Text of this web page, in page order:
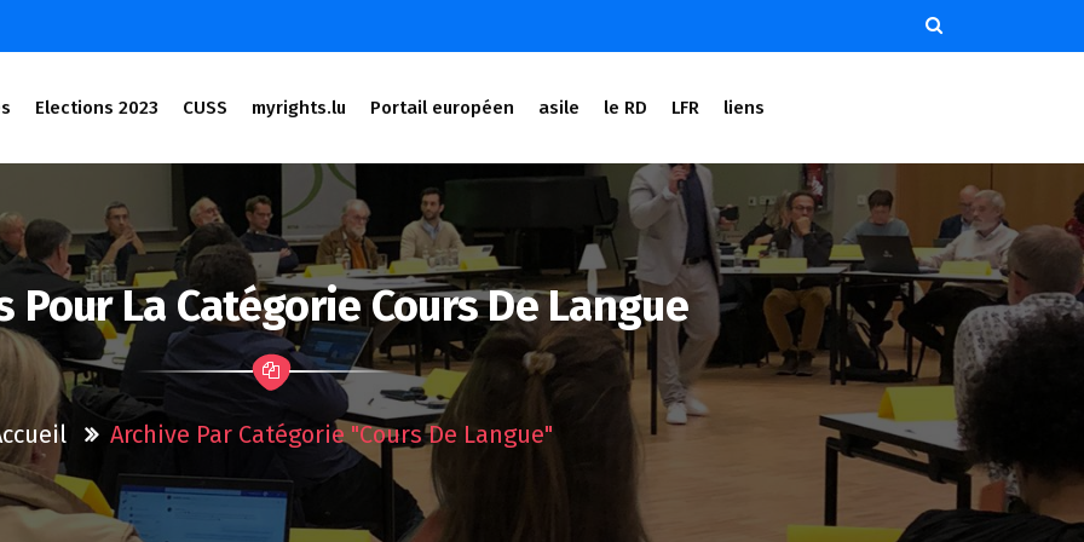
Elections 2023 CUSS myrights.lu Portail européen asile le RD LFR liens
Pour La Catégorie Cours De Langue
Archive Par Catégorie "cours De Langue"